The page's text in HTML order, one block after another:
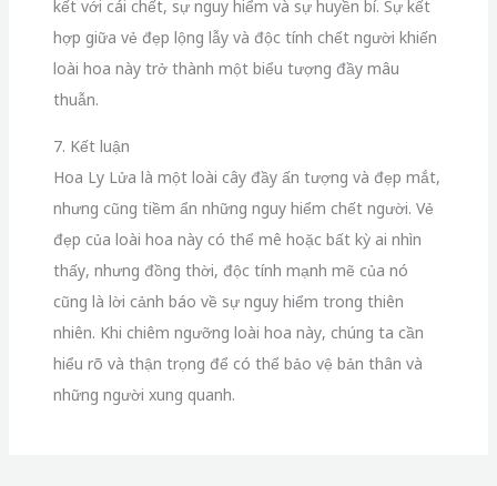
kết với cái chết, sự nguy hiểm và sự huyền bí. Sự kết
hợp giữa vẻ đẹp lộng lẫy và độc tính chết người khiến
loài hoa này trở thành một biểu tượng đầy mâu
thuẫn.
7. Kết luận
Hoa Ly Lửa là một loài cây đầy ấn tượng và đẹp mắt,
nhưng cũng tiềm ẩn những nguy hiểm chết người. Vẻ
đẹp của loài hoa này có thể mê hoặc bất kỳ ai nhìn
thấy, nhưng đồng thời, độc tính mạnh mẽ của nó
cũng là lời cảnh báo về sự nguy hiểm trong thiên
nhiên. Khi chiêm ngưỡng loài hoa này, chúng ta cần
hiểu rõ và thận trọng để có thể bảo vệ bản thân và
những người xung quanh.